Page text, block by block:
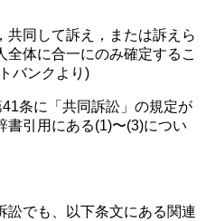
共同して訴え，または訴えら
体に合一にのみ確定するこ
バンクより)
条に「共同訴訟」の規定が
書引用にある(1)〜(3)につい
訟でも、以下条文にある関連